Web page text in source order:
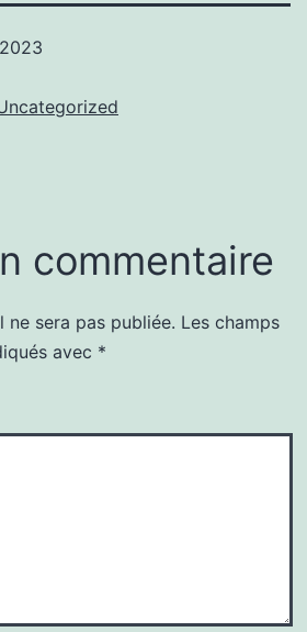
commentaire
ne sera pas publiée. Les champs
avec *